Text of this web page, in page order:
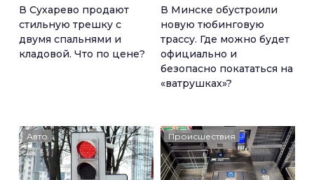
В Сухарево продают
стильную трешку с
двумя спальнями и
кладовой. Что по цене?
В Минске обустроили
новую тюбинговую
трассу. Где можно будет
официально и
безопасно покататься на
«ватрушках»?
Авто Происшествия